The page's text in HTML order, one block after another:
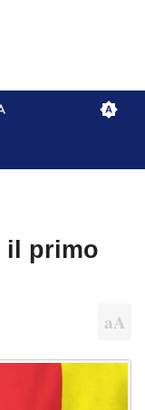
il primo